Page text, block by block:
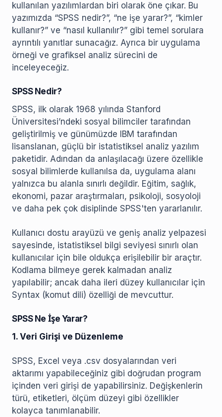
kullanılan yazılımlardan biri olarak öne çıkar. Bu
yazımızda “SPSS nedir?”, “ne işe yarar?”, “kimler
kullanır?” ve “nasıl kullanılır?” gibi temel sorulara
ayrıntılı yanıtlar sunacağız. Ayrıca bir uygulama
örneği ve grafiksel analiz sürecini de
inceleyeceğiz.
SPSS Nedir?
SPSS, ilk olarak 1968 yılında Stanford
Üniversitesi’ndeki sosyal bilimciler tarafından
geliştirilmiş ve günümüzde IBM tarafından
lisanslanan, güçlü bir istatistiksel analiz yazılım
paketidir. Adından da anlaşılacağı üzere özellikle
sosyal bilimlerde kullanılsa da, uygulama alanı
yalnızca bu alanla sınırlı değildir. Eğitim, sağlık,
ekonomi, pazar araştırmaları, psikoloji, sosyoloji
ve daha pek çok disiplinde SPSS'ten yararlanılır.
Kullanıcı dostu arayüzü ve geniş analiz yelpazesi
sayesinde, istatistiksel bilgi seviyesi sınırlı olan
kullanıcılar için bile oldukça erişilebilir bir araçtır.
Kodlama bilmeye gerek kalmadan analiz
yapılabilir; ancak daha ileri düzey kullanıcılar için
Syntax (komut dili) özelliği de mevcuttur.
SPSS Ne İşe Yarar?
1. Veri Girişi ve Düzenleme
SPSS, Excel veya .csv dosyalarından veri
aktarımı yapabileceğiniz gibi doğrudan program
içinden veri girişi de yapabilirsiniz. Değişkenlerin
türü, etiketleri, ölçüm düzeyi gibi özellikler
kolayca tanımlanabilir.